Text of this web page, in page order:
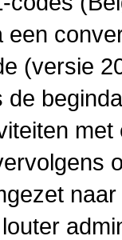
een
(versie
de